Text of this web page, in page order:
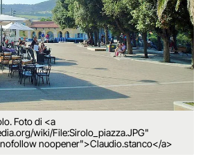
Foto di <a
wiki/File:Sirolo_piazza.JPG"
noopener">Claudio.stanco</a>